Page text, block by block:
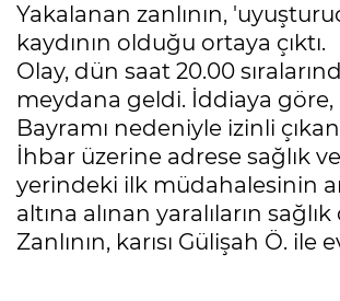
Yakalanan zanlının,
kaydının olduğu ortaya çıktı.
Olay, dün saat 20.00
meydana geldi. İddiaya
Bayramı nedeniyle izinli
İhbar üzerine adrese sağlık
yerindeki ilk müdahalesinin
altına alınan yaralıların
Zanlının, karısı Gülişah Ö.